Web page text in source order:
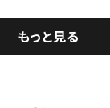
もっと見る